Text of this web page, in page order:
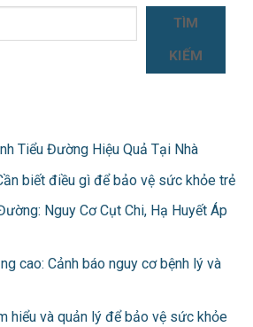
TÌM
KIẾM
Tiểu Đường Hiệu Quả Tại Nhà
biết điều gì để bảo vệ sức khỏe trẻ
Nguy Cơ Cụt Chi, Hạ Huyết Áp
cao: Cảnh báo nguy cơ bệnh lý và
hiểu và quản lý để bảo vệ sức khỏe